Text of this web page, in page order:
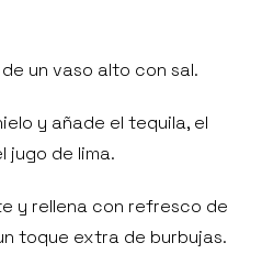
un vaso alto con sal.
y añade el tequila, el
jugo de lima.
y rellena con refresco de
toque extra de burbujas.